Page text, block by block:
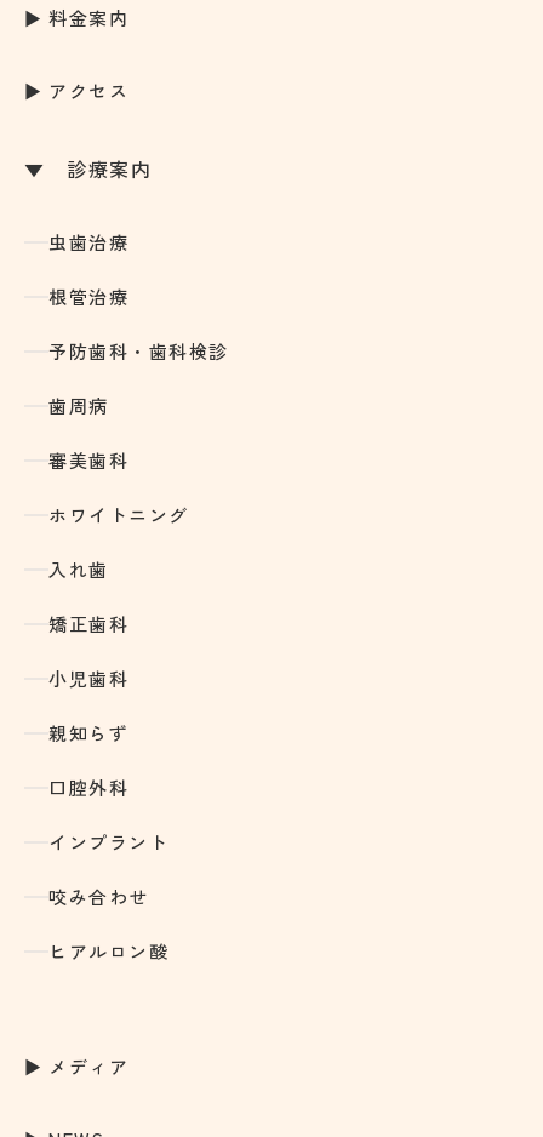
料金案内
アクセス
診療案内
虫歯治療
根管治療
予防歯科・歯科検診
歯周病
審美歯科
ホワイトニング
入れ歯
矯正歯科
小児歯科
親知らず
口腔外科
インプラント
咬み合わせ
ヒアルロン酸
メディア